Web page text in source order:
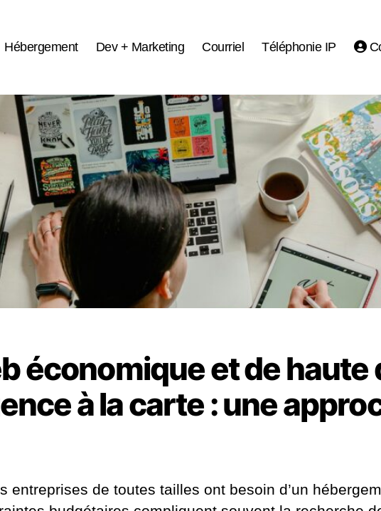
Hébergement Dev + Marketing Courriel Téléphonie IP
économique et de haute
à la carte : une
entreprises de toutes tailles ont besoin d’un